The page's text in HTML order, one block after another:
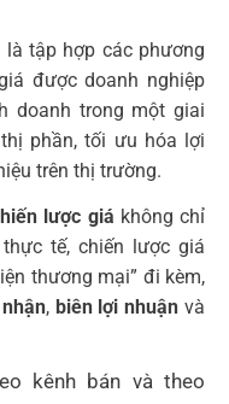
là tập hợp các phương
được doanh nghiệp
doanh trong một giai
phần, tối ưu hóa lợi
trên thị trường.
lược giá không chỉ
tế, chiến lược giá
thương mại” đi kèm,
, biên lợi nhuận và
kênh bán và theo